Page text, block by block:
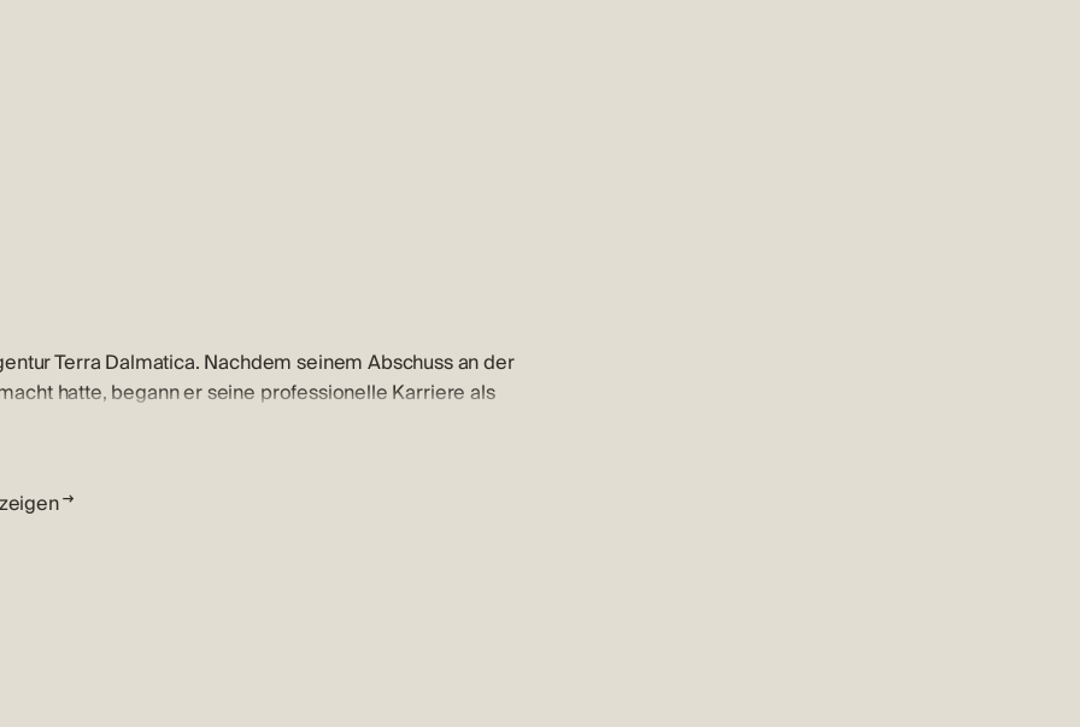
Terra Dalmatica. Nachdem seinem Abschuss an der
hatte, begann er seine professionelle Karriere als
erkennen. Er wird geduldig all ihre Wünsche
derer Sie die richtige Entscheidung treffen können
wollen. Er spezialisierte sich auf den Verkauf von